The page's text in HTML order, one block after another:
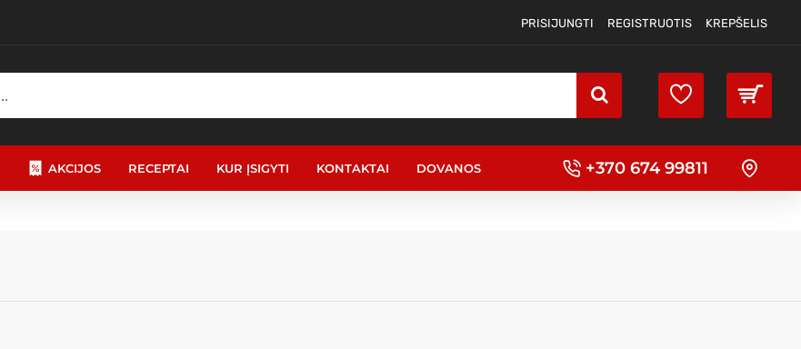
PRISIJUNGTI REGISTRUOTIS KREPŠELIS
AKCIJOS RECEPTAI KUR ĮSIGYTI KONTAKTAI DOVANOS +370 674 99811